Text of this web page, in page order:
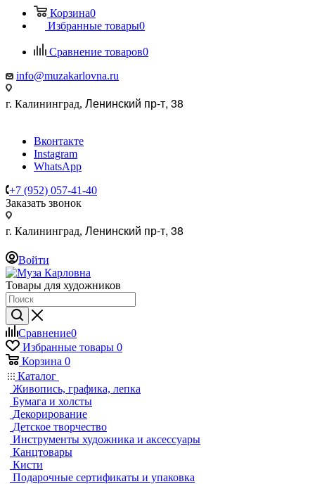
Корзина0
Избранные товары0
Сравнение товаров0
info@muzakarlovna.ru
г. Калининград, Ленинский пр-т, 38
Вконтакте
Instagram
WhatsApp
+7 (952) 057-41-40
Заказать звонок
г. Калининград, Ленинский пр-т, 38
Войти
Товары для художников
Сравнение0
Избранные товары 0
Корзина 0
Каталог
Живопись, графика, лепка
Бумага и холсты
Декорирование
Детское творчество
Инструменты художника и аксессуары
Канцтовары
Кисти
Подарочные сертификаты и упаковка